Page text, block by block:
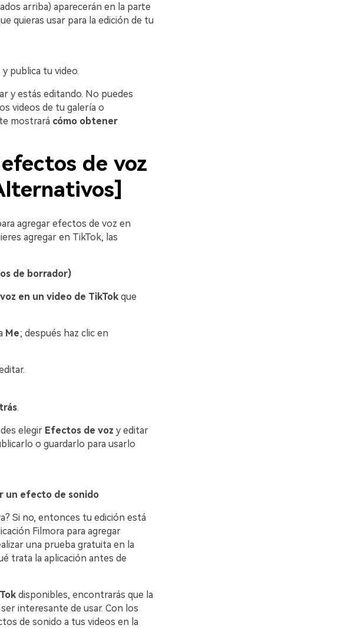
arriba) aparecerán en la parte
quieras usar para la edición de tu
publica tu video.
y estás editando. No puedes
videos de tu galería o
mostrará cómo obtener
de voz
agregar efectos de voz en
agregar en TikTok, las
de borrador)
en un video de TikTokque
Me; después haz clic en
.
elegir Efectos de voz y editar
o guardarlo para usarlo
un efecto de sonido
Si no, entonces tu edición está
Filmora para agregar
una prueba gratuita en la
trata la aplicación antes de
disponibles, encontrarás que la
interesante de usar. Con los
de sonido a tus videos en la